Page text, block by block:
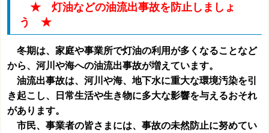
★ 灯油などの油流出事故を防止しましょ
う ★
冬期は、家庭や事業所で灯油の利用が多くなることなど
から、河川や海への油流出事故が増えています。
油流出事故は、河川や海、地下水に重大な環境汚染を引
き起こし、日常生活や生き物に多大な影響を与えるおそれ
があります。
市民、事業者の皆さまには、事故の未然防止に努めてい